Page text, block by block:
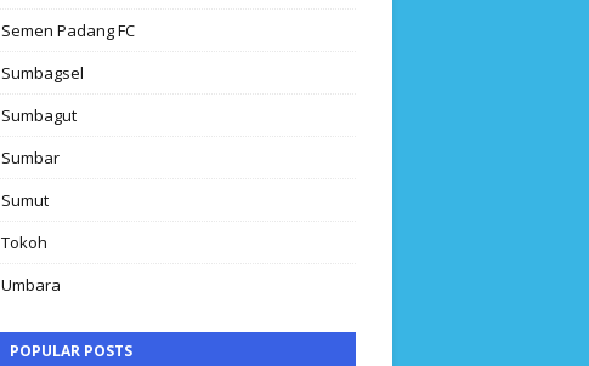
Semen Padang FC
Sumbagsel
Sumbagut
Sumbar
Sumut
Tokoh
Umbara
POPULAR POSTS